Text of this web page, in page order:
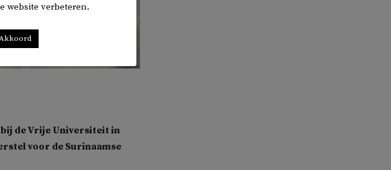
de Vrije Universiteit in
voor de Surinaamse
website verbeteren.